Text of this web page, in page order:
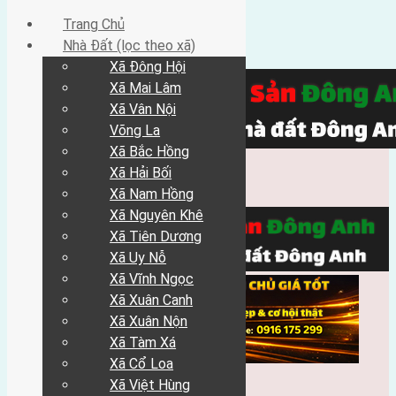
Trang Chủ
Trang Chủ
Nhà Đất (lọc theo xã)
Xã Đông Hội
Xã Mai Lâm
Xã Vân Nội
Võng La
Xã Bắc Hồng
Xã Hải Bối
Xã Nam Hồng
Xã Nguyên Khê
Xã Tiên Dương
Xã Uy Nỗ
Xã Vĩnh Ngọc
Xã Xuân Canh
Xã Xuân Nộn
Xã Tàm Xá
Xã Cổ Loa
Xã Việt Hùng